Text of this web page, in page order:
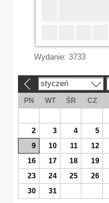
Wydanie: 3733
styczeń
PN WT ŚR CZ
2
3 4 5
9
10 11 12
16
17 18 19
23
24 25 26
30
31